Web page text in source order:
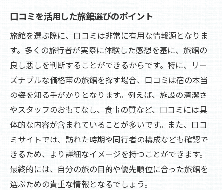
旅館での豊かな時間を予算内で楽しむ秘訣
予算を気にせず贅沢気分を味わう工夫
地元の魅力を知るアクティビティの提案
自然との触れ合いが楽しめる旅館の選び方
旅館内でのリラクゼーションを極める
豊かな体験を予算内で実現するコツ
予算を気にせず心地よい旅館ステイを実現する
方法
費用を抑えた心地よい部屋の選び方
旅館の無料サービスを活用するテクニック
口コミを活用した旅館選びのポイント
旅館を選ぶ際に、口コミは非常に有用な情報源となりま
す。多くの旅行者が実際に体験した感想を基に、旅館の
良し悪しを判断することができるからです。特に、リー
ズナブルな価格帯の旅館を探す場合、口コミは宿の本当
の姿を知る手がかりとなります。例えば、施設の清潔さ
やスタッフのおもてなし、食事の質など、口コミには具
体的な内容が含まれていることが多いです。また、口コ
ミサイトでは、訪れた時期や同行者の構成なども確認で
きるため、より詳細なイメージを持つことができます。
最終的には、自分の旅の目的や優先順位に合った旅館を
選ぶための貴重な情報となるでしょう。